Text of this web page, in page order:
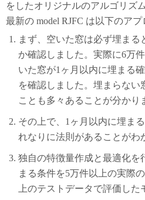
をしたオリジナルのアルゴリズ
最新の model RJFC は以下のア
まず、空いた窓は必ず埋ま
か確認しました。実際に6万
いた窓が1ヶ月以内に埋まる
を確認しました。埋まらない
ことも多々あることが分かり
その上で、1ヶ月以内に埋ま
れなりに法則があることがわ
独自の特徴量作成と最適化を
まる条件を5万件以上の実際
上のテストデータで評価した